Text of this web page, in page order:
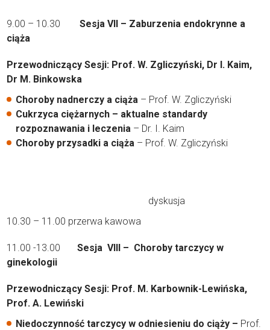
9.00 – 10.30
Sesja VII – Zaburzenia endokrynne a
ciąża
Przewodniczący Sesji: Prof. W. Zgliczyński, Dr I. Kaim,
Dr M. Binkowska
Choroby nadnerczy a ciąża – Prof. W. Zgliczyński
Cukrzyca ciężarnych – aktualne standardy
rozpoznawania i leczenia – Dr. I. Kaim
Choroby przysadki a ciąża – Prof. W. Zgliczyński
dyskusja
10.30 – 11.00 przerwa kawowa
11.00 -13.00
Sesja VIII – Choroby tarczycy w
ginekologii
Przewodniczący Sesji: Prof. M. Karbownik-Lewińska,
Prof. A. Lewiński
Niedoczynność tarczycy w odniesieniu do ciąży – Prof.